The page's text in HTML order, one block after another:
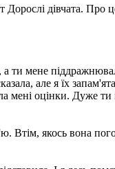
Дорослі дівчата.
мене
але я їх
мені оцінки. Дуже
Втім, якось вона